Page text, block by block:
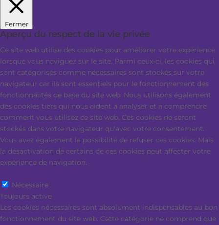
Fermer
Aperçu du respect de la vie privée
Ce site web utilise des cookies pour améliorer votre expérience
lorsque vous naviguez sur le site. Parmi ceux-ci, les cookies qui
sont catégorisés comme nécessaires sont stockés sur votre
navigateur car ils sont essentiels pour le fonctionnement des
fonctionnalités de base du site web. Nous utilisons également
des cookies tiers qui nous aident à analyser et à comprendre
comment vous utilisez ce site web. Ces cookies ne seront
stockés dans votre navigateur qu'avec votre consentement.
Vous avez également la possibilité de refuser ces cookies. Mais
la désactivation de certains de ces cookies peut affecter votre
expérience de navigation.
Nécessaire
Toujours activé
Les cookies nécessaires sont absolument indispensables au bon
fonctionnement du site web. Cette catégorie ne comprend que